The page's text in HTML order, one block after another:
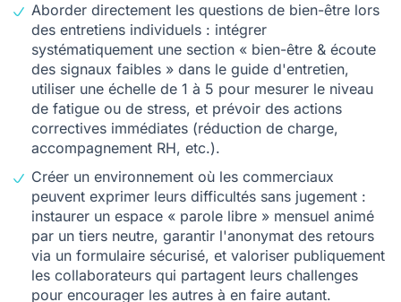
Aborder directement les questions de bien-être lors
des entretiens individuels : intégrer
systématiquement une section « bien-être & écoute
des signaux faibles » dans le guide d'entretien,
utiliser une échelle de 1 à 5 pour mesurer le niveau
de fatigue ou de stress, et prévoir des actions
correctives immédiates (réduction de charge,
accompagnement RH, etc.).
Créer un environnement où les commerciaux
peuvent exprimer leurs difficultés sans jugement :
instaurer un espace « parole libre » mensuel animé
par un tiers neutre, garantir l'anonymat des retours
via un formulaire sécurisé, et valoriser publiquement
les collaborateurs qui partagent leurs challenges
pour encourager les autres à en faire autant.